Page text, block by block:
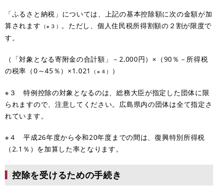
「ふるさと納税」については、上記の基本控除額に次の金額が加
算されます （※３） 。 ただし、個人住民税所得割額の２割が限度で
す。
（「対象となる寄附金の合計額」－2,000円）×（90％－所得税
の税率（0～45％）×1.021
（※４） ）
※３ 特例控除の対象となるのは、総務大臣が指定した団体に限
られますので、注意してください。広島県内の団体は全て指定さ
れています。
※４ 平成26年度から令和20年度までの間は、復興特別所得税
（2.1％）を加算した率となります。
控除を受けるための手続き